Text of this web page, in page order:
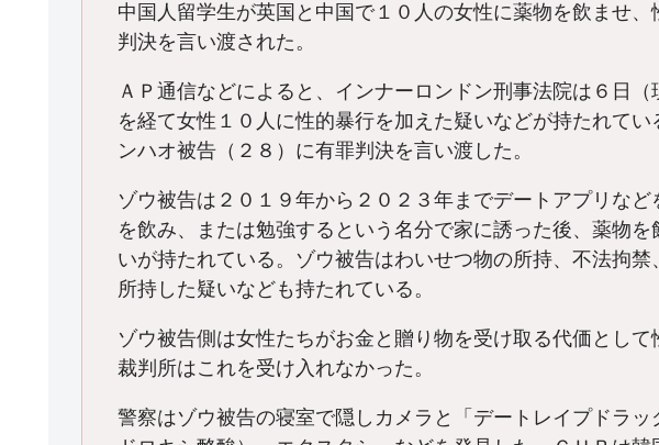
中国人留学生が英国と中国で１０人の女性に薬物を飲ませ
判決を言い渡された。
ＡＰ通信などによると、インナーロンドン刑事法院は６日
を経て女性１０人に性的暴行を加えた疑いなどが持たれて
ンハオ被告（２８）に有罪判決を言い渡した。
ゾウ被告は２０１９年から２０２３年までデートアプリな
を飲み、または勉強するという名分で家に誘った後、薬物
いが持たれている。ゾウ被告はわいせつ物の所持、不法拘
所持した疑いなども持たれている。
ゾウ被告側は女性たちがお金と贈り物を受け取る代価として
裁判所はこれを受け入れなかった。
警察はゾウ被告の寝室で隠しカメラと「デートレイプドラッ